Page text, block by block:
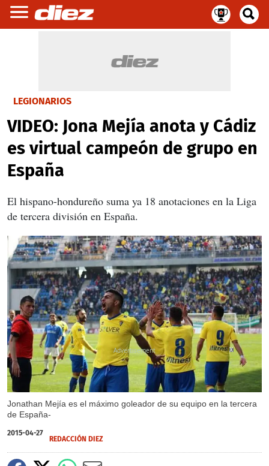
LEGIONARIOS
VIDEO: Jona Mejía anota y Cádiz
es virtual campeón de grupo en
España
El hispano-hondureño suma ya 18 anotaciones en la Liga
de tercera división en España.
Jonathan Mejía es el máximo goleador de su equipo en la tercera
de España-
X
2015-04-27
REDACCIÓN DIEZ